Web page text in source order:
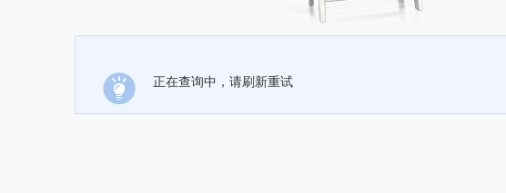
正在查询中，请刷新重试